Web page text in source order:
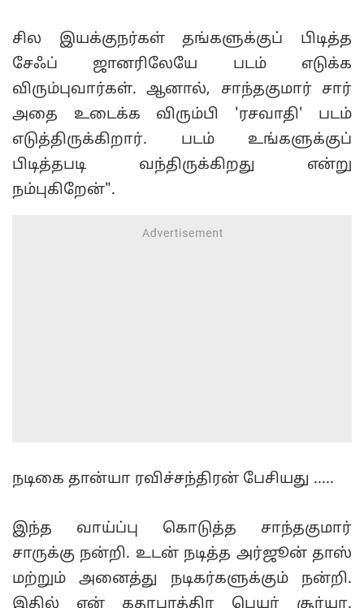
சில இயக்குநர்கள் தங்களுக்குப் பிடித்த
சேஃப் ஜானரிலேயே படம் எடுக்க
விரும்புவார்கள். ஆனால், சாந்தகுமார் சார்
அதை உடைக்க விரும்பி 'ரசவாதி' படம்
எடுத்திருக்கிறார். படம் உங்களுக்குப்
பிடித்தபடி வந்திருக்கிறது என்று
நம்புகிறேன்".
நடிகை தான்யா ரவிச்சந்திரன் பேசியது .....
இந்த வாய்ப்பு கொடுத்த சாந்தகுமார்
சாருக்கு நன்றி. உடன் நடித்த அர்ஜூன் தாஸ்
மற்றும் அனைத்து நடிகர்களுக்கும் நன்றி.
இதில் என் கதாபாத்திர பெயர் சூர்யா.